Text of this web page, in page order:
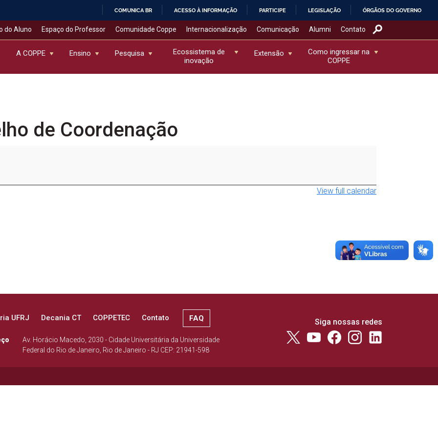
COMUNICA BR ACESSO À INFORMAÇÃO PARTICIPE LEGISLAÇÃO ÓRGÃOS DO GOVERNO
do Aluno Espaço do Professor Comunidade Coppe Internacionalização Comunicação Alumni Contato
A COPPE Ensino Pesquisa
Ecossistema de
inovação
Extensão
Como ingressar na
COPPE
de Coordenação
View full calendar
UFRJ Decania CT COPPETEC Contato FAQ
Av. Horácio Macedo, 2030 - Cidade Universitária da Universidade
Federal do Rio de Janeiro, Rio de Janeiro - RJ CEP: 21941-598
Siga nossas redes